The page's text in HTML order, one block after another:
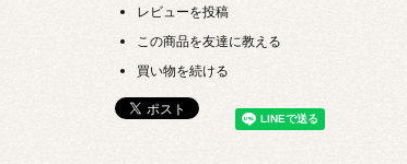
レビューを投稿
この商品を友達に教える
買い物を続ける